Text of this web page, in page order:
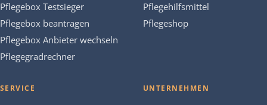
Pflegebox Testsieger
Pflegebox beantragen
Pflegebox Anbieter wechseln
Pflegegradrechner
Pflegehilfsmittel
Pflegeshop
SERVICE UNTERNEHMEN